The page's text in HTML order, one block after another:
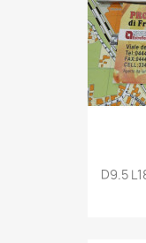
D9.5